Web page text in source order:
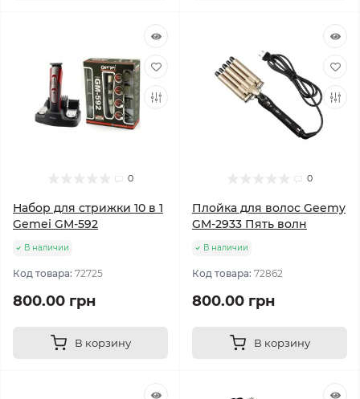
0
Набор для стрижки 10 в 1
Gemei GM-592
В наличии
Код товара: 72725
800.00 грн
В корзину
0
Плойка для волос Geemy
GM-2933 Пять волн
В наличии
Код товара: 72862
800.00 грн
В корзину